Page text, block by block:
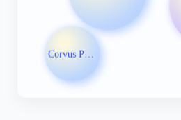
Corvus Pharmaceuticals Inc